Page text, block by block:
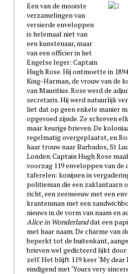
Een van de mooiste
verzamelingen van
versierde enveloppen
is helemaal niet van
een kunstenaar, maar
van een officier in het
Engelse leger: Captain
Hugh Rose. Hij ontmoette in
King-Harman, de vrouw van de
van Mauritius. Rose werd de
secretaris. Hij werd natuurlijk
liet dat op geen enkele manier
opgevoed zijnde. Ze schreven
maar keurige brieven. De
regelmatig overgeplaatst, en
haar trouw naar Barbados, St
Londen. Captain Hugh Rose
voorzag 119 enveloppen van de
taferelen: konijnen in
politieman die een zaklantaarn
richt, een zeemeeuw met een
krantenman met een
nieuws in de vorm van naam en
Alice in Wonderlanddat een
met haar naam. De charme van
beperkt tot de buitenkant,
brieven wel gedicteerd lijkt
zelf. Het blijft 119 keer ‘My dear
eindigend met ‘Yours very